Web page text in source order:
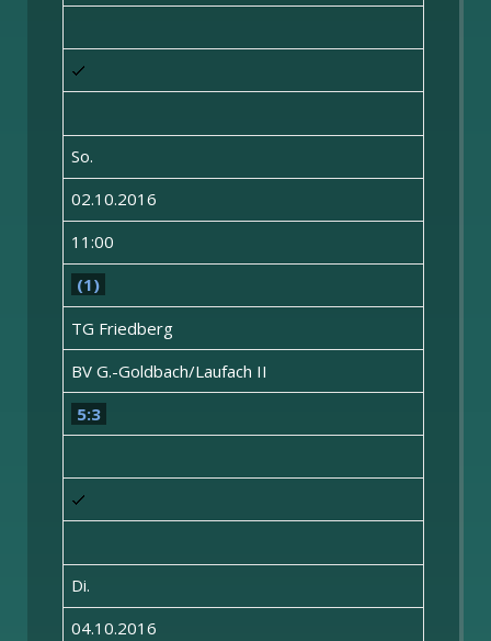
So.
02.10.2016
11:00
(1)
TG Friedberg
BV G.-Goldbach/Laufach II
5:3
Di.
04.10.2016